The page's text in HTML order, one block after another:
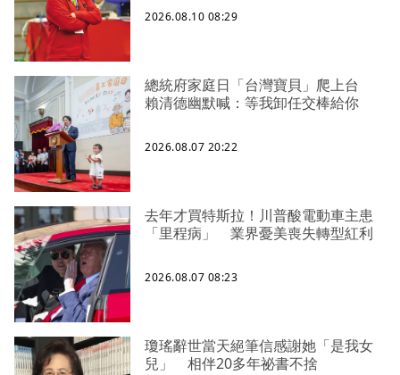
2026.08.10 08:29
總統府家庭日「台灣寶貝」爬上台
賴清德幽默喊：等我卸任交棒給你
2026.08.07 20:22
去年才買特斯拉！川普酸電動車主患
「里程病」 業界憂美喪失轉型紅利
2026.08.07 08:23
瓊瑤辭世當天絕筆信感謝她「是我女
兒」 相伴20多年祕書不捨